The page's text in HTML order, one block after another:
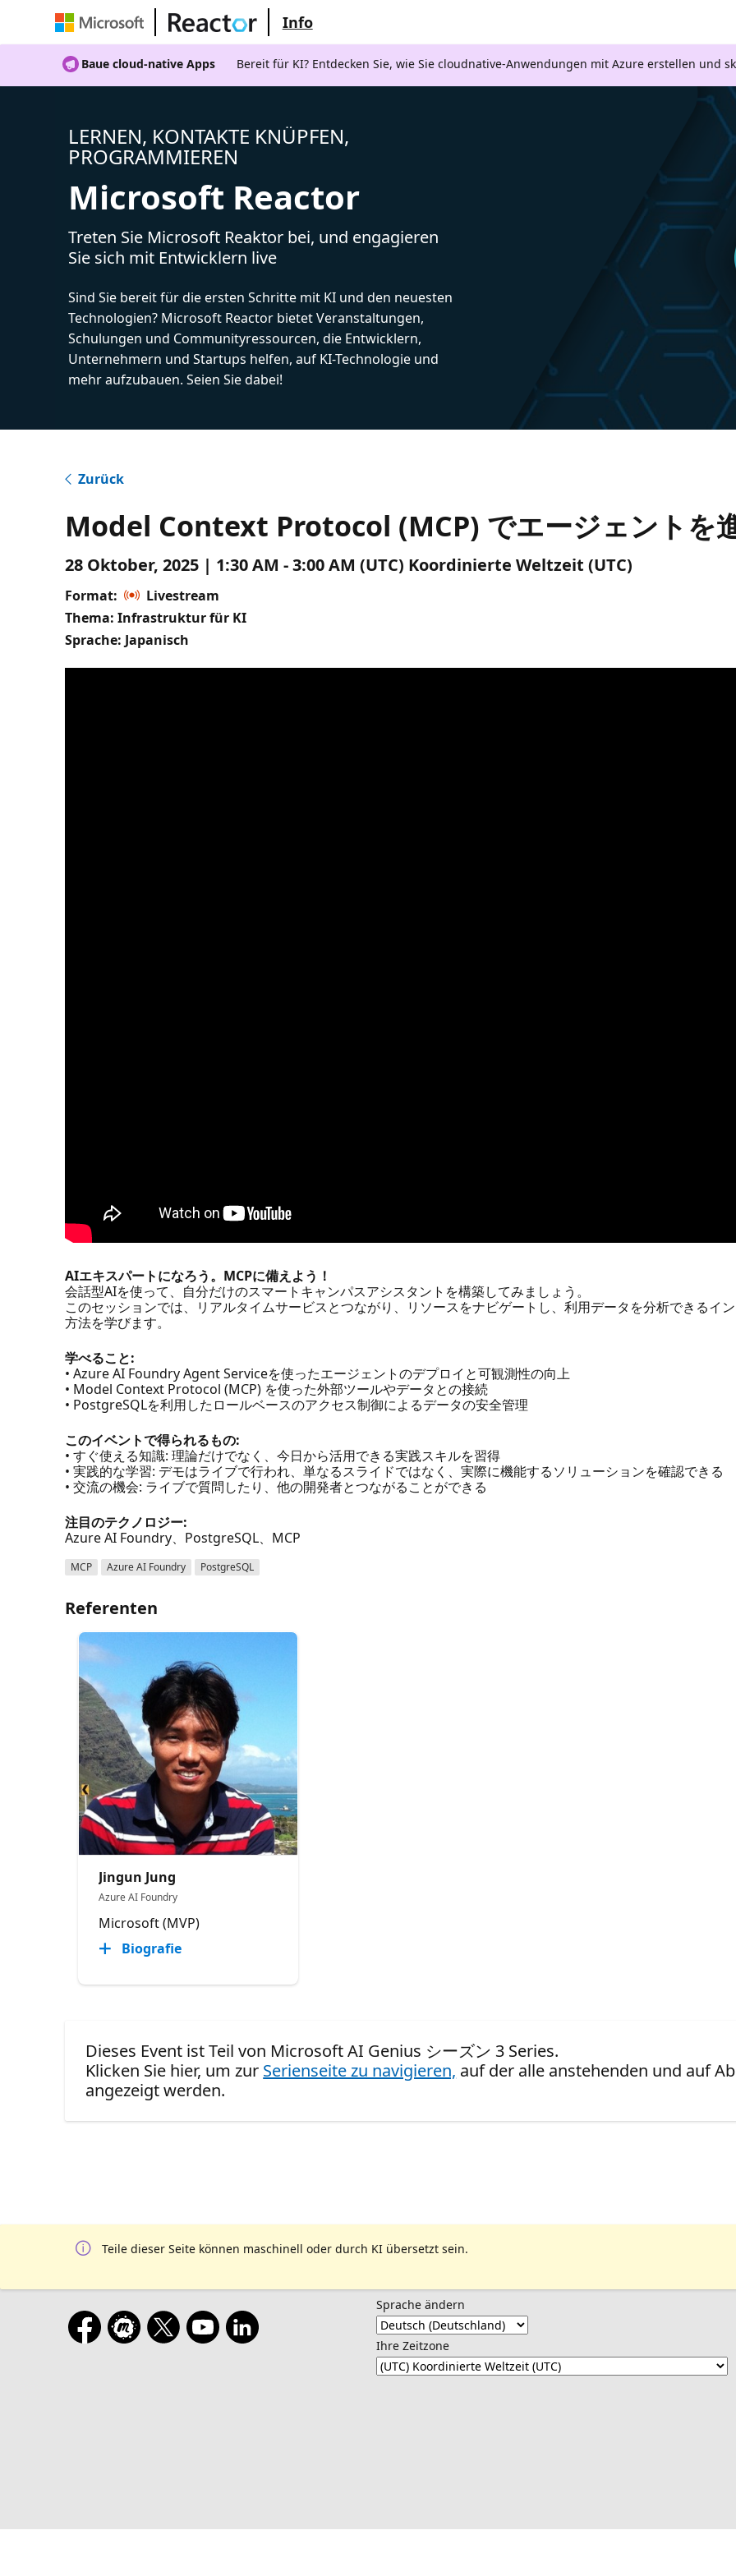
Info
Baue cloud-native Apps Bereit für KI? Entdecken Sie, wie Sie cloudnative-Anwendungen mit Azure erstellen und
LERNEN, KONTAKTE KNÜPFEN,
PROGRAMMIEREN
Microsoft Reactor
Treten Sie Microsoft Reaktor bei, und engagieren
Sie sich mit Entwicklern live
Sind Sie bereit für die ersten Schritte mit KI und den neuesten
Technologien? Microsoft Reactor bietet Veranstaltungen,
Schulungen und Communityressourcen, die Entwicklern,
Unternehmern und Startups helfen, auf KI-Technologie und
mehr aufzubauen. Seien Sie dabei!
Zurück
Model Context Protocol (MCP) でエージェントを
28 Oktober, 2025 | 1:30 AM - 3:00 AM (UTC) Koordinierte Weltzeit (UTC)
Format:
Livestream
Thema: Infrastruktur für KI
Sprache: Japanisch
AIエキスパートになろう。MCPに備えよう！
会話型AIを使って、自分だけのスマートキャンパスアシスタントを構築してみましょう。
このセッションでは、リアルタイムサービスとつながり、リソースをナビゲートし、利用データを分析できるイ
方法を学びます。
学べること:
• Azure AI Foundry Agent Serviceを使ったエージェントのデプロイと可観測性の向上
• Model Context Protocol (MCP) を使った外部ツールやデータとの接続
• PostgreSQLを利用したロールベースのアクセス制御によるデータの安全管理
このイベントで得られるもの:
• すぐ使える知識: 理論だけでなく、今日から活用できる実践スキルを習得
• 実践的な学習: デモはライブで行われ、単なるスライドではなく、実際に機能するソリューションを確認できる
• 交流の機会: ライブで質問したり、他の開発者とつながることができる
注目のテクノロジー:
Azure AI Foundry、PostgreSQL、MCP
MCP Azure AI Foundry PostgreSQL
Referenten
Jingun Jung
Azure AI Foundry
Microsoft (MVP)
Biografie
Dieses Event ist Teil von Microsoft AI Genius シーズン 3 Series.
Klicken Sie hier, um zur Serienseite zu navigieren, auf der alle anstehenden und auf
angezeigt werden.
Teile dieser Seite können maschinell oder durch KI übersetzt sein.
Sprache ändern
Ihre Zeitzone